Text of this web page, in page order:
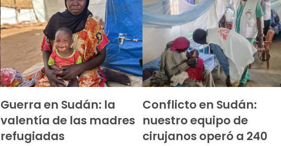
Guerra en Sudán: la
valentía de las madres
refugiadas
Conflicto en Sudán:
nuestro equipo de
cirujanos operó a 240